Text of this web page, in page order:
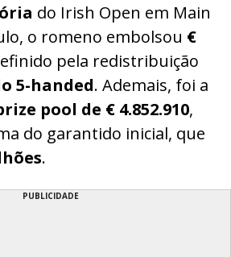
do Irish Open em Main
o romeno embolsou €
pela redistribuição
5-handed. Ademais, foi a
pool de € 4.852.910,
do garantido inicial, que
.
PUBLICIDADE